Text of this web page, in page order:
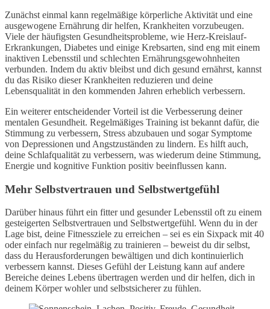
Zunächst einmal kann regelmäßige körperliche Aktivität und eine
ausgewogene Ernährung dir helfen, Krankheiten vorzubeugen.
Viele der häufigsten Gesundheitsprobleme, wie Herz-Kreislauf-
Erkrankungen, Diabetes und einige Krebsarten, sind eng mit einem
inaktiven Lebensstil und schlechten Ernährungsgewohnheiten
verbunden. Indem du aktiv bleibst und dich gesund ernährst, kannst
du das Risiko dieser Krankheiten reduzieren und deine
Lebensqualität in den kommenden Jahren erheblich verbessern.
Ein weiterer entscheidender Vorteil ist die Verbesserung deiner
mentalen Gesundheit. Regelmäßiges Training ist bekannt dafür, die
Stimmung zu verbessern, Stress abzubauen und sogar Symptome
von Depressionen und Angstzuständen zu lindern. Es hilft auch,
deine Schlafqualität zu verbessern, was wiederum deine Stimmung,
Energie und kognitive Funktion positiv beeinflussen kann.
Mehr Selbstvertrauen und Selbstwertgefühl
Darüber hinaus führt ein fitter und gesunder Lebensstil oft zu einem
gesteigerten Selbstvertrauen und Selbstwertgefühl. Wenn du in der
Lage bist, deine Fitnessziele zu erreichen – sei es ein Sixpack mit 40
oder einfach nur regelmäßig zu trainieren – beweist du dir selbst,
dass du Herausforderungen bewältigen und dich kontinuierlich
verbessern kannst. Dieses Gefühl der Leistung kann auf andere
Bereiche deines Lebens übertragen werden und dir helfen, dich in
deinem Körper wohler und selbstsicherer zu fühlen.